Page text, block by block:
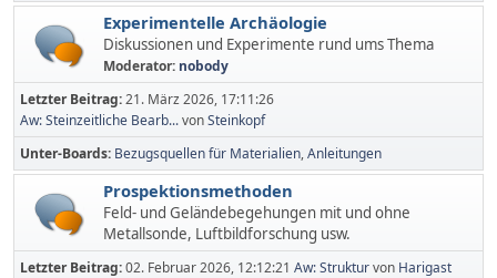
Experimentelle Archäologie
Diskussionen und Experimente rund ums Thema
Moderator: nobody
Letzter Beitrag:21. März 2026, 17:11:26
Aw: Steinzeitliche Bearb...vonSteinkopf
Unter-Boards Bezugsquellen für Materialien Anleitungen
Prospektionsmethoden
Feld- und Geländebegehungen mit und ohne
Metallsonde, Luftbildforschung usw.
Letzter Beitrag:02. Februar 2026, 12:12:21 Aw: Strukturvon Harigast